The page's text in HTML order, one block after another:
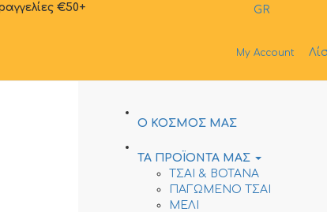
€50+ GR
My Account
Ο ΚΟΣΜΟΣ ΜΑΣ
ΤΑ ΠΡΟΪΟΝΤΑ ΜΑΣ
ΤΣΑΙ & ΒΟΤΑΝΑ
ΠΑΓΩΜΕΝΟ ΤΣΑΙ
ΜΕΛΙ